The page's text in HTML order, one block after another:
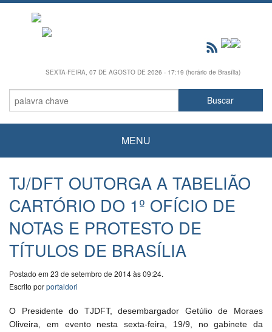
SEXTA-FEIRA, 07 DE AGOSTO DE 2026 - 17:19 (horário de Brasília)
MENU
TJ/DFT OUTORGA A TABELIÃO
CARTÓRIO DO 1º OFÍCIO DE
NOTAS E PROTESTO DE
TÍTULOS DE BRASÍLIA
Postado em 23 de setembro de 2014 às 09:24.
Escrito porportaldori
O Presidente do TJDFT, desembargador Getúlio de Moraes
Oliveira, em evento nesta sexta-feira, 19/9, no gabinete da